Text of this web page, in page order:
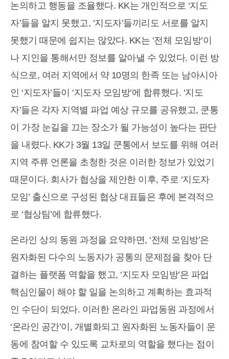
논의하고 행동을 조율했다. KK는 개인적으로 ‘지도
자’들을 알지 못했고, ‘지도자’들끼리도 서로를 알지
못했기 때문에 쉽지는 않았다. KK는 ‘전체 모임방’이
나 지인을 통해서만 정보를 알아낼 수 있었다. 이런 방
식으로, 여러 지역에서 약 10명의 한족 또는 남아시아
인 ‘지도자’들이 ‘지도자 모임방’에 합류했다. ‘지도
자’들은 각자 지역별 파업 예상 규모를 공유했고, 쿤통
이 가장 눈길을 끄는 장소가 될 가능성이 높다는 판단
을 내렸다. KK가 3월 13일 쿤통에서 보도를 위해 여러
지역 주류 언론을 초청한 것은 이러한 정보가 있었기
때문이다. 회사가 협상을 제안한 이후, 주로 ‘지도자
모임’ 출신으로 구성된 협상 대표들은 후에 본격적으
로 ‘협상팀’에 합류했다.
온라인 상의 동원 과정을 요약하면, ‘전체 모임방’은
원자화된 다수의 노동자가 공통의 문제점을 찾아 단
결하는 플랫폼 역할을 했고, ‘지도자 모임방’은 파업
핵심인물이 해야 할 일을 논의하고 계획하는 효과적
인 수단이 되었다. 이러한 온라인 파업동원 과정에서
‘온라인 공간’이, 개별화되고 원자화된 노동자들이 운
동에 참여할 수 있도록 교차로의 역할을 했다는 점이